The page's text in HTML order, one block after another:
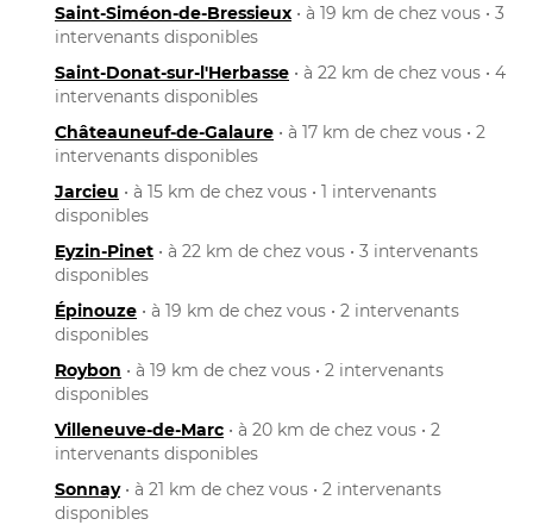
Saint-Siméon-de-Bressieux • à 19 km de chez vous • 3
intervenants disponibles
Saint-Donat-sur-l'Herbasse • à 22 km de chez vous • 4
intervenants disponibles
Châteauneuf-de-Galaure • à 17 km de chez vous • 2
intervenants disponibles
Jarcieu • à 15 km de chez vous • 1 intervenants
disponibles
Eyzin-Pinet • à 22 km de chez vous • 3 intervenants
disponibles
Épinouze • à 19 km de chez vous • 2 intervenants
disponibles
Roybon • à 19 km de chez vous • 2 intervenants
disponibles
Villeneuve-de-Marc • à 20 km de chez vous • 2
intervenants disponibles
Sonnay• à 21 km de chez vous • 2 intervenants
disponibles